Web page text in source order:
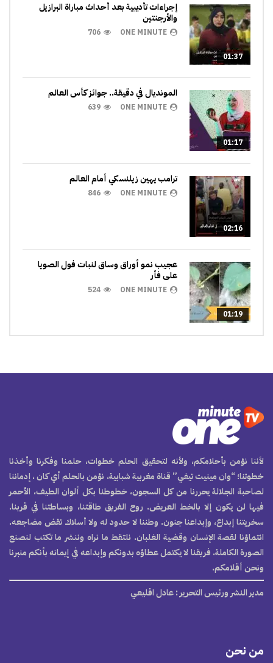
01:37
إجراءات تأديبية بعد أحداث مباراة البرازيل
والأرجنتين
ONE MINUTE
706
01:17
المونديال في دقيقة.. جوائز كأس العالم
ONE MINUTE
639
02:16
ترامب يهين زيلنسكي أمام العالم
ONE MINUTE
846
01:19
عجيب نمو أوراق وساق لنبات فول الصويا
على فأر
ONE MINUTE
524
لأننا نؤمن بأحلامكم، ولأنه لتحقيق الحلم خطوات، حلمنا وفكرنا وأخذنا
خطوتنا؛ “وان مينيت تيفي” قناة مغربية شبابية، نؤمن بالحلم أي كان ، إدماننا
لصاحبة الجلالة يحررنا من كل السجون، خطوطنا بكل ألوان الطيف، الأحمر
فيها لن يكون إلا بالخط العريض. روح الفريق طاقتنا، وبساطتنا في قربنا.
سخريتنا إبداع، وإبداعنا جنون. وطننا لا حدود له ولا أسلاك تقض مضاجعه.
انتماؤنا لقصة الإنسان وقضية الغلبان. نلتقط ما نراه وننشر ما تكتب لنصنع
الصورة الكاملة. فريقنا لا يكتمل عطاؤه بدونكم وإبداعه في إيمانه بأنكم منبرنا
ونحن أقلامكم.
مدير النشر ورئيس التحرير: عادل اقليعي
من نحن